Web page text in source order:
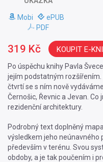
Mobi
ePUB
PDF
Po úspěchu knihy Pavla
jejím podstatným
čtvrtí se s ním nově
Černošic, Řevnic a Jevan.
rezidenční architektury.
Podrobný text doplněný
výsledkem jeho neúnavného
především v terénu. Svou
obdoby, a je tak poučením i
319 Kč KOUPIT E-